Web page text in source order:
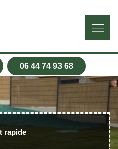
06 44 74 93 68
rapide